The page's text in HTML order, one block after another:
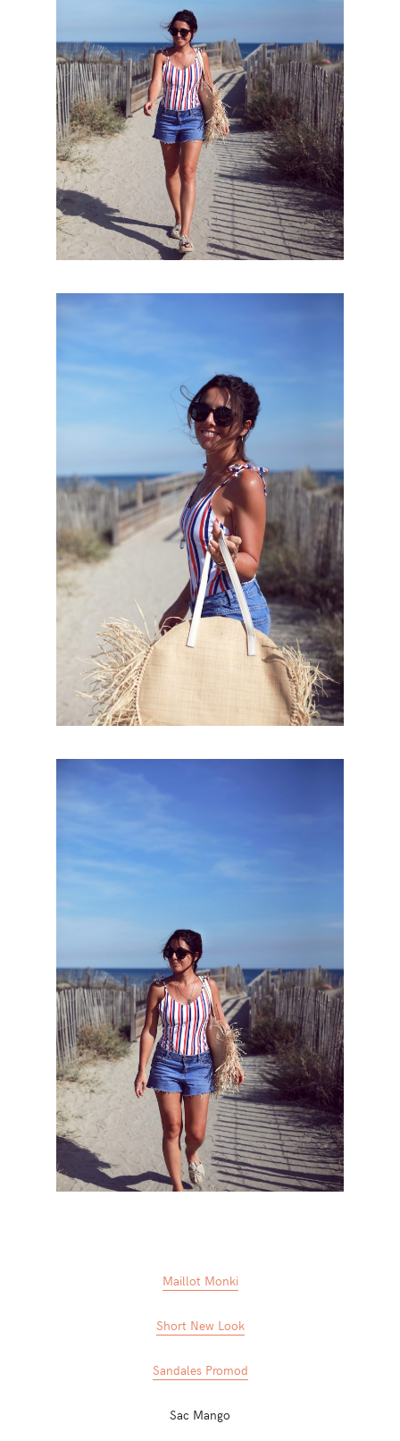
Maillot Monki
Short New Look
Sandales Promod
Sac Mango